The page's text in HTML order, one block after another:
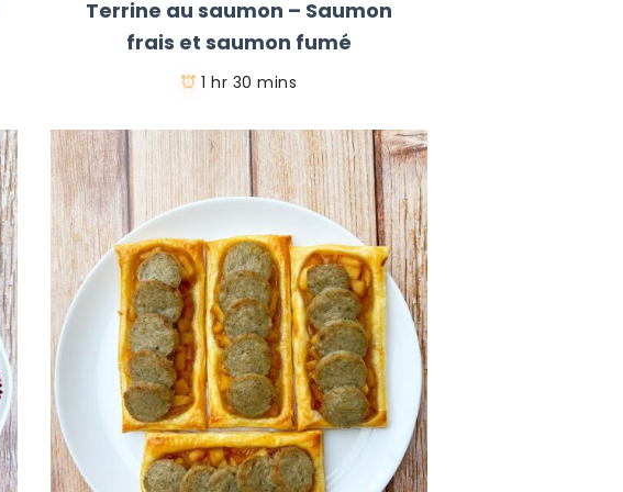
Terrine au saumon – Saumon
frais et saumon fumé
1 hr 30 mins